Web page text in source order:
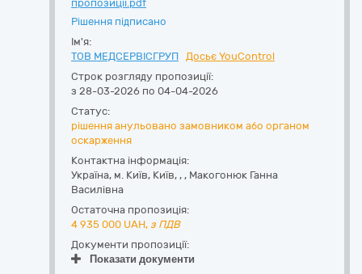
пропозиції.pdf
Рішення підписано
Ім'я:
ТОВ МЕДСЕРВІСГРУП Досьє YouControl
Строк розгляду пропозиції:
з 28-03-2026 по 04-04-2026
Статус:
рішення анульовано замовником або органом
оскарження
Контактна інформація:
Україна, м. Київ, Київ, , , Макогонюк Ганна
Василівна
Остаточна пропозиція:
4 935 000 UAH, з ПДВ
Документи пропозиції:
Показати документи